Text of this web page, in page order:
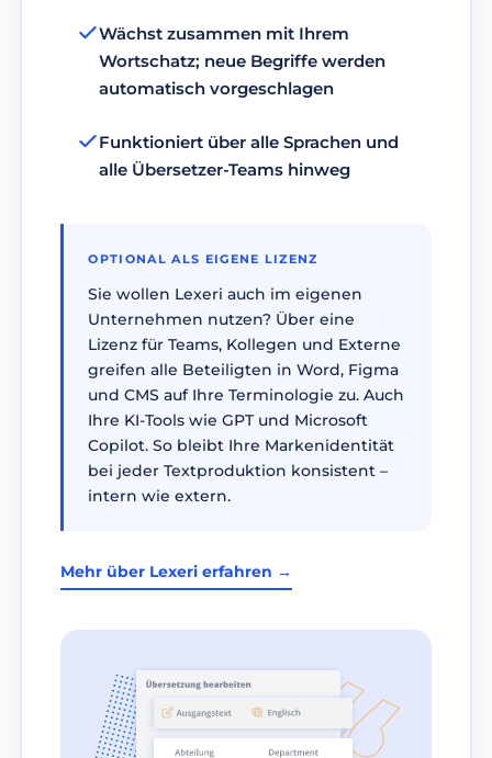
Wächst zusammen mit Ihrem
Wortschatz; neue Begriffe werden
automatisch vorgeschlagen
Funktioniert über alle Sprachen und
alle Übersetzer-Teams hinweg
OPTIONAL ALS EIGENE LIZENZ
Sie wollen Lexeri auch im eigenen
Unternehmen nutzen? Über eine
Lizenz für Teams, Kollegen und Externe
greifen alle Beteiligten in Word, Figma
und CMS auf Ihre Terminologie zu. Auch
Ihre KI-Tools wie GPT und Microsoft
Copilot. So bleibt Ihre Markenidentität
bei jeder Textproduktion konsistent –
intern wie extern.
Mehr über Lexeri erfahren →